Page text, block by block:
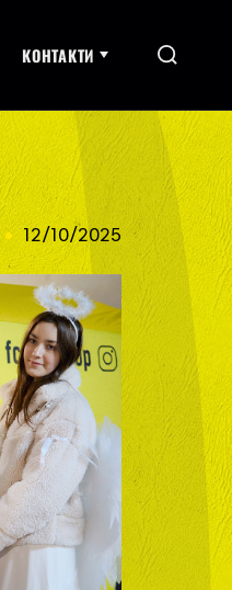
КОНТАКТИ
12/10/2025